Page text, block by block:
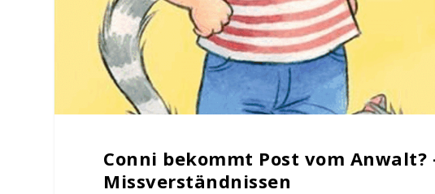
Conni bekommt Post vom Anwalt?
Missverständnissen